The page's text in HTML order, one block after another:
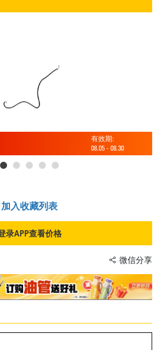
有效期:
08.05 - 08.30
加入收藏列表
录APP查看价格
微信分享